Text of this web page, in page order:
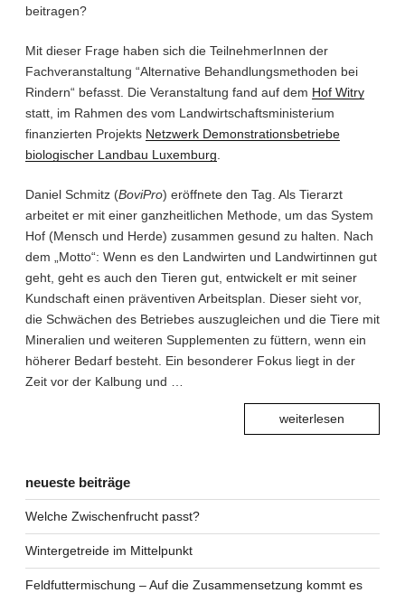
beitragen?
Mit dieser Frage haben sich die TeilnehmerInnen der
Fachveranstaltung “Alternative Behandlungsmethoden bei
Rindern“ befasst. Die Veranstaltung fand auf dem Hof Witry
statt, im Rahmen des vom Landwirtschaftsministerium
finanzierten Projekts Netzwerk Demonstrationsbetriebe
biologischer Landbau Luxemburg.
Daniel Schmitz (BoviPro) eröffnete den Tag. Als Tierarzt
arbeitet er mit einer ganzheitlichen Methode, um das System
Hof (Mensch und Herde) zusammen gesund zu halten. Nach
dem „Motto“: Wenn es den Landwirten und Landwirtinnen gut
geht, geht es auch den Tieren gut, entwickelt er mit seiner
Kundschaft einen präventiven Arbeitsplan. Dieser sieht vor,
die Schwächen des Betriebes auszugleichen und die Tiere mit
Mineralien und weiteren Supplementen zu füttern, wenn ein
höherer Bedarf besteht. Ein besonderer Fokus liegt in der
Zeit vor der Kalbung und …
weiterlesen
neueste beiträge
Welche Zwischenfrucht passt?
Wintergetreide im Mittelpunkt
Feldfuttermischung – Auf die Zusammensetzung kommt es